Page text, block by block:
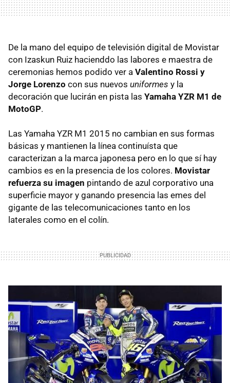
De la mano del equipo de televisión digital de Movistar
con Izaskun Ruiz hacienddo las labores e maestra de
ceremonias hemos podido ver a Valentino Rossi y
Jorge Lorenzo con sus nuevos uniformes y la
decoración que lucirán en pista las Yamaha YZR M1 de
MotoGP.
Las Yamaha YZR M1 2015 no cambian en sus formas
básicas y mantienen la línea continuísta que
caracterizan a la marca japonesa pero en lo que sí hay
cambios es en la presencia de los colores. Movistar
refuerza su imagen pintando de azul corporativo una
superficie mayor y ganando presencia las emes del
gigante de las telecomunicaciones tanto en los
laterales como en el colín.